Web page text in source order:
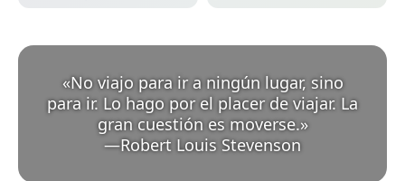
«No viajo para ir a ningún lugar, sino
para ir. Lo hago por el placer de viajar. La
gran cuestión es moverse. »
—Robert Louis Stevenson